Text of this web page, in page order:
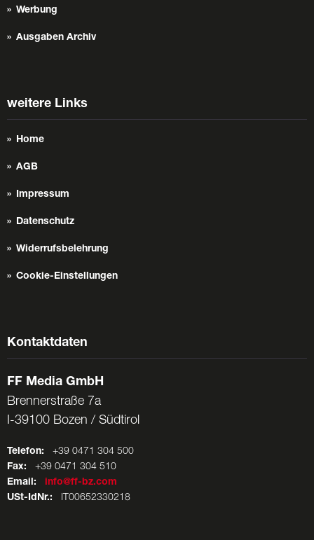
Werbung
Ausgaben Archiv
weitere Links
Home
AGB
Impressum
Datenschutz
Widerrufsbelehrung
Cookie-Einstellungen
Kontaktdaten
FF Media GmbH
Brennerstraße 7a
I-39100 Bozen / Südtirol
Telefon: +39 0471 304 500
Fax: +39 0471 304 510
Email:
info@ff-bz.com
USt-IdNr.: IT00652330218